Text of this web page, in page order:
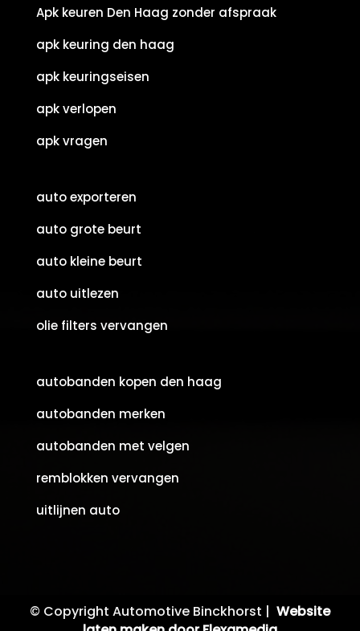
Apk keuren Den Haag zonder afspraak
apk keuring den haag
apk keuringseisen
apk verlopen
apk vragen
auto exporteren
auto grote beurt
auto kleine beurt
auto uitlezen
olie filters vervangen
autobanden kopen den haag
autobanden merken
autobanden met velgen
remblokken vervangen
uitlijnen auto
© Copyright Automotive Binckhorst | Website